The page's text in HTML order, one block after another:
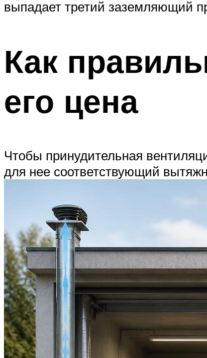
выпадает третий заземляющий
Как
его цена
Чтобы принудительная
для нее соответствующий